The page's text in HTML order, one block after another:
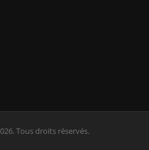
Tous droits réservés.